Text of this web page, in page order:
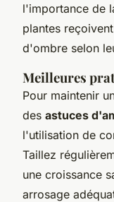
l'importance de
plantes
d'ombre selon
Meilleures
Pour maintenir
des astuces
l'utilisation de
Taillez
une croissance
arrosage